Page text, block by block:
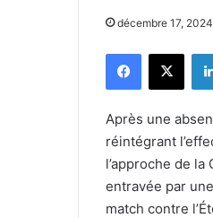
décembre 17, 2024
Facebook
X
Après une
réintégrant
l’approche de
entravée par
match contre